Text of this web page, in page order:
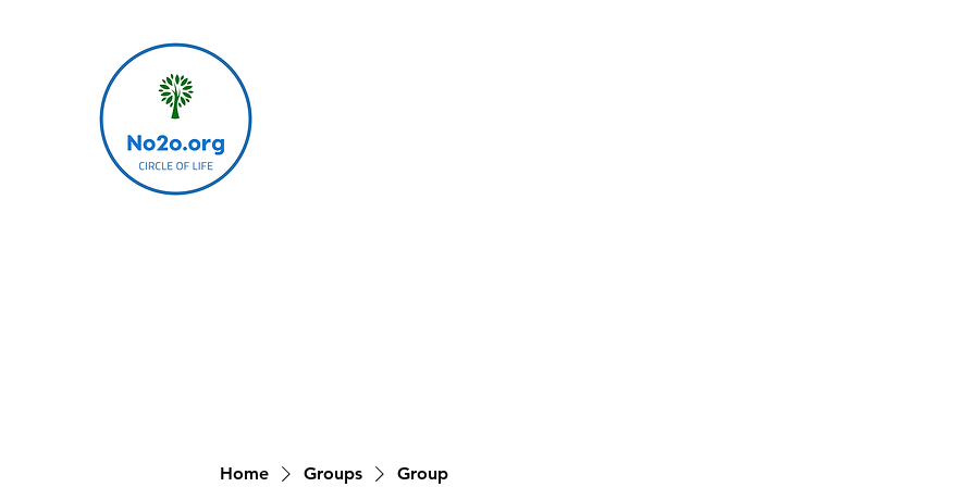
Home Groups Group